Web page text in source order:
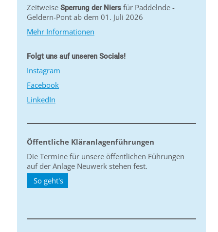
Zeitweise Sperrung der Niers für Paddelnde -
Geldern-Pont ab dem 01. Juli 2026
Mehr Informationen
Folgt uns auf unseren Socials!
Instagram
Facebook
LinkedIn
Öffentliche Kläranlagenführungen
Die Termine für unsere öffentlichen Führungen
auf der Anlage Neuwerk stehen fest.
So geht's